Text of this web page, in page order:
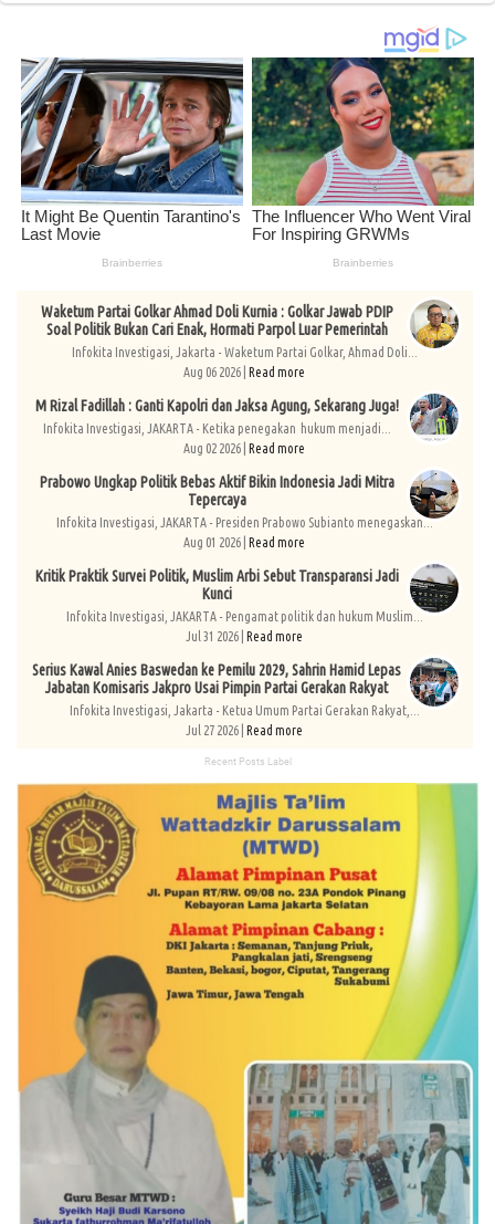
Waketum Partai Golkar Ahmad Doli Kurnia : Golkar Jawab PDIP
Soal Politik Bukan Cari Enak, Hormati Parpol Luar Pemerintah
Infokita Investigasi, Jakarta - Waketum Partai Golkar, Ahmad Doli...
Aug 06 2026 | Read more
M Rizal Fadillah : Ganti Kapolri dan Jaksa Agung, Sekarang Juga!
Infokita Investigasi, JAKARTA - Ketika penegakan hukum menjadi...
Aug 02 2026 | Read more
Prabowo Ungkap Politik Bebas Aktif Bikin Indonesia Jadi Mitra
Tepercaya
Infokita Investigasi, JAKARTA - Presiden Prabowo Subianto menegaskan...
Aug 01 2026 | Read more
Kritik Praktik Survei Politik, Muslim Arbi Sebut Transparansi Jadi
Kunci
Infokita Investigasi, JAKARTA - Pengamat politik dan hukum Muslim...
Jul 31 2026 | Read more
Serius Kawal Anies Baswedan ke Pemilu 2029, Sahrin Hamid Lepas
Jabatan Komisaris Jakpro Usai Pimpin Partai Gerakan Rakyat
Infokita Investigasi, Jakarta - Ketua Umum Partai Gerakan Rakyat,...
Jul 27 2026 | Read more
Recent Posts Label